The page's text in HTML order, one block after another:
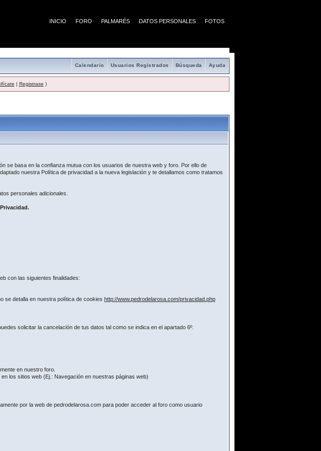
INICIO FORO PALMARÉS DATOS PERSONALES FOTOS
Ayuda
Búsqueda
Usuarios Registrados
Calendario
| Registrase )
se basa en la confianza mutua con los usuarios de nuestra web y foro. Por ello de
nuestra Política de privacidad a la nueva legislación y te detallamos como tratamos
personales adicionales.
con las siguientes finalidades:
se detalla en nuestra política de cookies http://www.pedrodelarosa.com/privacidad.php
solicitar la cancelación de tus datos tal como se indica en el apartado 6º.
en nuestro foro.
los sitios web (Ej.: Navegación en nuestras páginas web)
por la web de pedrodelarosa.com para poder acceder al foro como usuario